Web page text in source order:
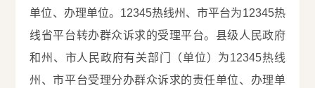
单位、办理单位。12345热线州、市平台为12345热
线省平台转办群众诉求的受理平台。县级人民政府
和州、市人民政府有关部门（单位）为12345热线
州、市平台受理分办群众诉求的责任单位、办理单